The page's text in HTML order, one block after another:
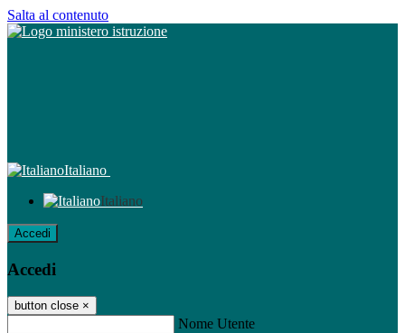
Salta al contenuto
Italiano
Italiano
Accedi
Accedi
button close ×
Nome Utente